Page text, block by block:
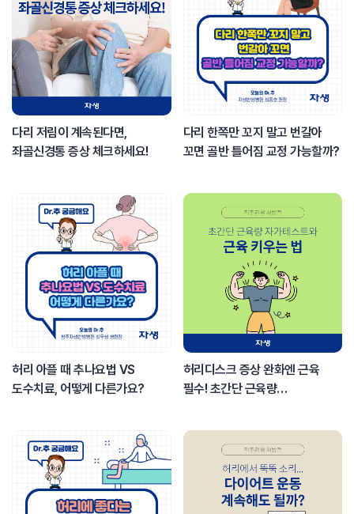
다리 저림이 계속된다면,
좌골신경통 증상 체크하세요!
다리 한쪽만 꼬지 말고 번갈아
꼬면 골반 틀어짐 교정 가능할까?
허리 아플 때 추나요법 VS
도수치료, 어떻게 다른가요?
허리디스크 증상 완화엔 근육
필수! 초간단 근육량